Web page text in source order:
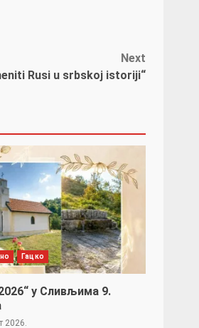
Next
Rusi u srbskoj istoriji“
Гацко
у Сливљима 9.
2026.